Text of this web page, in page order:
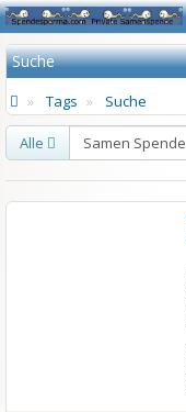
Suche
Tags Suche
Alle